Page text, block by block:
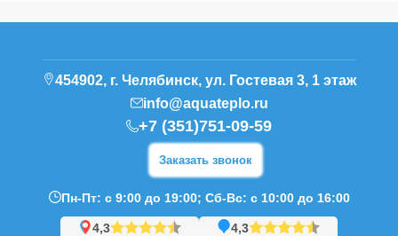
454902, г. Челябинск, ул. Гостевая 3, 1 этаж
info@aquateplo.ru
+7 (351)751-09-59
Заказать звонок
Пн-Пт: с 9:00 до 19:00; Сб-Вс: с 10:00 до 16:00
4,3 4,3